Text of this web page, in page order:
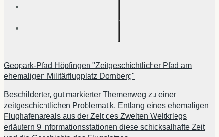
Geopark-Pfad Höpfingen "Zeitgeschichtlicher Pfad am
ehemaligen Militärflugplatz Dornberg"
Beschilderter, gut markierter Themenweg zu einer
zeitgeschichtlichen Problematik. Entlang eines ehemaligen
Flughafenareals aus der Zeit des Zweiten Weltkriegs
erläutern 9 Informationsstationen diese schicksalhafte Zeit